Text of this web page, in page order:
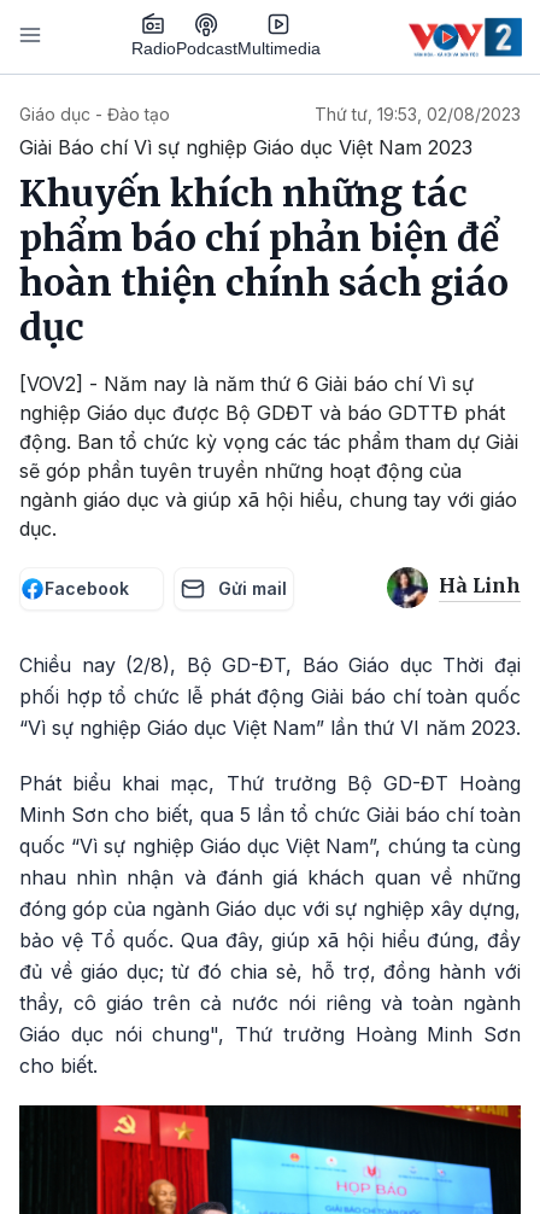
Nhảy đến nội dung
RadioPodcastMultimedia
Giáo dục - Đào tạo Thứ tư, 19:53, 02/08/2023
Giải Báo chí Vì sự nghiệp Giáo dục Việt Nam 2023
Khuyến khích những tác
phẩm báo chí phản biện để
hoàn thiện chính sách giáo
dục
[VOV2] - Năm nay là năm thứ 6 Giải báo chí Vì sự
nghiệp Giáo dục được Bộ GDĐT và báo GDTTĐ phát
động. Ban tổ chức kỳ vọng các tác phẩm tham dự Giải
sẽ góp phần tuyên truyền những hoạt động của
ngành giáo dục và giúp xã hội hiểu, chung tay với giáo
dục.
Facebook Gửi mail Hà Linh
Chiều nay (2/8), Bộ GD-ĐT, Báo Giáo dục Thời đại
phối hợp tổ chức lễ phát động Giải báo chí toàn quốc
“Vì sự nghiệp Giáo dục Việt Nam” lần thứ VI năm 2023.
Phát biểu khai mạc, Thứ trưởng Bộ GD-ĐT Hoàng
Minh Sơn cho biết, qua 5 lần tổ chức Giải báo chí toàn
quốc “Vì sự nghiệp Giáo dục Việt Nam”, chúng ta cùng
nhau nhìn nhận và đánh giá khách quan về những
đóng góp của ngành Giáo dục với sự nghiệp xây dựng,
bảo vệ Tổ quốc. Qua đây, giúp xã hội hiểu đúng, đầy
đủ về giáo dục; từ đó chia sẻ, hỗ trợ, đồng hành với
thầy, cô giáo trên cả nước nói riêng và toàn ngành
Giáo dục nói chung", Thứ trưởng Hoàng Minh Sơn
cho biết.